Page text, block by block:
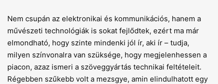
Nem csupán az elektronikai és kommunikációs, hanem a
művészeti technológiák is sokat fejlődtek, ezért ma már
elmondható, hogy szinte mindenki jól ír, aki ír – tudja,
milyen színvonalra van szüksége, hogy megjelenhessen a
piacon, azaz ismeri a szöveggyártás technikai feltételeit.
Régebben szűkebb volt a mezsgye, amin elindulhatott egy